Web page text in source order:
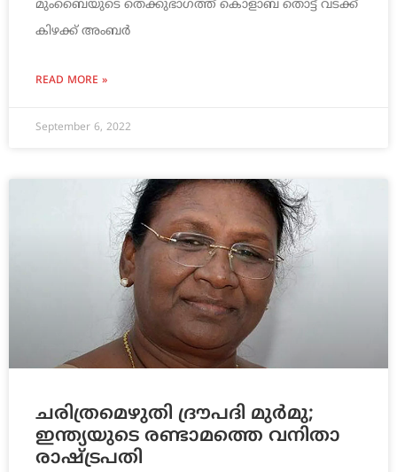
മുംബൈയുടെ തെക്കുഭാഗത്ത് കൊളാബ തൊട്ട് വടക്ക്
കിഴക്ക് അംബര്‍
READ MORE »
September 6, 2022
ചരിത്രമെഴുതി ദ്രൗപദി മുര്‍മു;
ഇന്ത്യയുടെ രണ്ടാമത്തെ വനിതാ
രാഷ്ട്രപതി